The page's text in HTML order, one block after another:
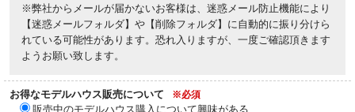
※弊社からメールが届かないお客様は、迷惑メール防止機能により
【迷惑メールフォルダ】や【削除フォルダ】に自動的に振り分けら
れている可能性があります。恐れ入りますが、一度ご確認頂きます
ようお願い致します。
お得なモデルハウス販売について ※必須
販売中のモデルハウス購入について興味がある